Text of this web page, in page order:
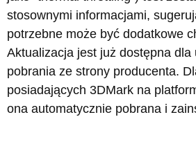
stosownymi informacjami,
potrzebne może być dodatkowe
Aktualizacja jest już dostępna dla
pobrania ze strony producenta.
posiadających 3DMark na
ona automatycznie pobrana i